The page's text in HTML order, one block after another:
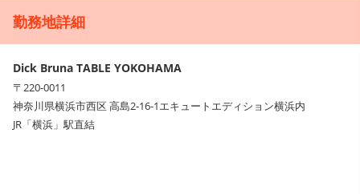
勤務地詳細
Dick Bruna TABLE YOKOHAMA
〒220-0011
神奈川県横浜市西区 高島2-16-1エキュートエディション横浜内
JR「横浜」駅直結